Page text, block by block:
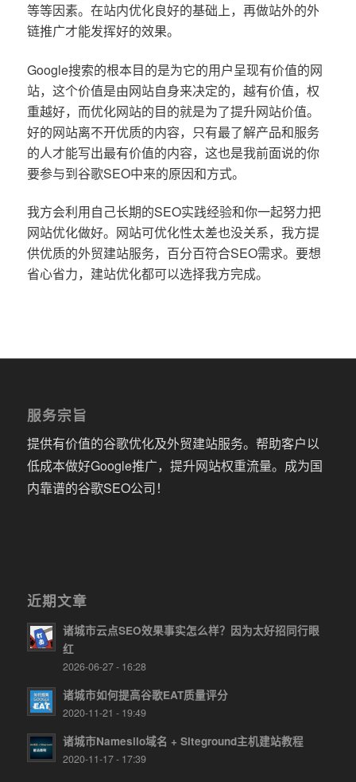
等等因素。在站内优化良好的基础上，再做站外的外
链推广才能发挥好的效果。
Google搜索的根本目的是为它的用户呈现有价值的网
站，这个价值是由网站自身来决定的，越有价值，权
重越好，而优化网站的目的就是为了提升网站价值。
好的网站离不开优质的内容，只有最了解产品和服务
的人才能写出最有价值的内容，这也是我前面说的你
要参与到谷歌SEO中来的原因和方式。
我方会利用自己长期的SEO实践经验和你一起努力把
网站优化做好。网站可优化性太差也没关系，我方提
供优质的外贸建站服务，百分百符合SEO需求。要想
省心省力，建站优化都可以选择我方完成。
服务宗旨
提供有价值的谷歌优化及外贸建站服务。帮助客户以
低成本做好Google推广，提升网站权重流量。成为国
内靠谱的谷歌SEO公司！
近期文章
诸城市云点SEO效果事实怎么样？因为太好招同行眼
红
2026-06-27 - 16:28
诸城市如何提高谷歌EAT质量评分
2020-11-21 - 19:49
诸城市Namesilo域名 + Siteground主机建站教程
2020-11-17 - 17:39